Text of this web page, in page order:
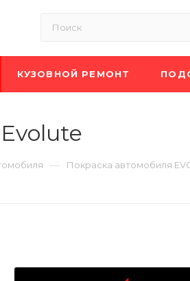
КУЗОВНОЙ РЕМОНТ
— Покраска автомобиля